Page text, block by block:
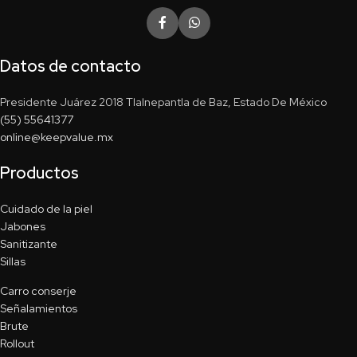
Datos de contacto
Presidente Juárez 2018 Tlalnepantla de Baz, Estado De México
(55) 55641377
online@keepvalue.mx
Productos
Cuidado de la piel
Jabones
Sanitizante
Sillas
Carro conserje
Señalamientos
Brute
Rollout